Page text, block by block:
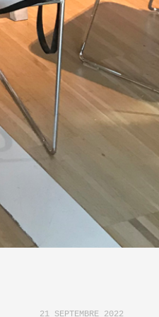
21 SEPTEMBRE 2022